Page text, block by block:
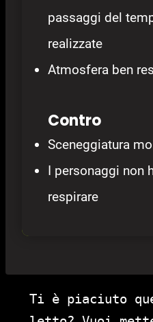
passaggi del
realizzate
Atmosfera ben
Contro
Sceneggiatura
I personaggi non
respirare
Ti è piaciuto